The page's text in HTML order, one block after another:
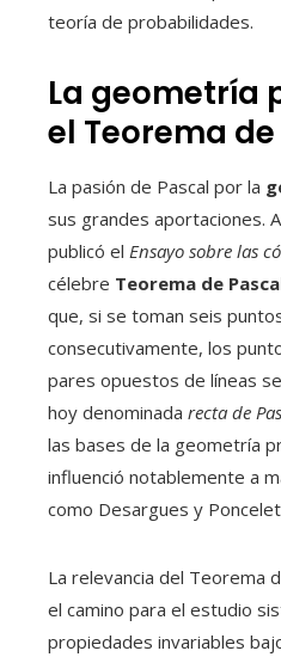
teoría de probabilidades.
La geometría
el Teorema
La pasión de Pascal por la
sus grandes aportaciones.
publicó el Ensayo sobre las
célebre Teorema de
que, si se toman seis
consecutivamente, los
pares opuestos de líneas
hoy denominada recta de
las bases de la geometría
influenció notablemente a
como Desargues y
La relevancia del Teorema
el camino para el estudio
propiedades invariables